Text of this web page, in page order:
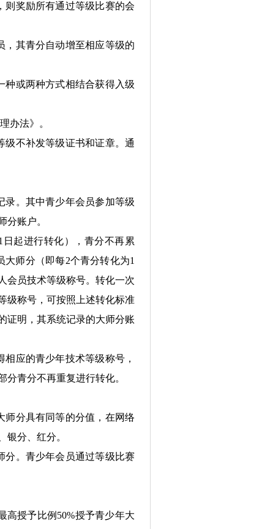
则奖励所有通过等级比赛的会
，其青分自动增至相应等级的
种或两种方式相结合获得入级
办法》。
级不补发等级证书和证章。通
录。其中青少年会员参加等级
分账户。
起进行转化），青分不再累
师分（即每2个青分转化为1
会员技术等级称号。转化一次
级称号，可按照上述转化标准
证明，其系统记录的大师分账
应的青少年技术等级称号，
青分不再重复进行转化。
师分具有同等的分值，在网络
分、红分。
分。青少年会员通过等级比赛
高授予比例50%授予青少年大